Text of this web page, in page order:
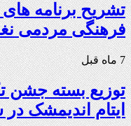
تشریح برنامه
فرهنگی مردمی
7 ماه قبل
توزیع بسته جشن
ایتام اندیمشک